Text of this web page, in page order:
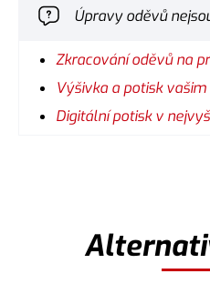
Úpravy oděvů
Zkracování oděvů na
Výšivka a potisk
Digitální potisk v